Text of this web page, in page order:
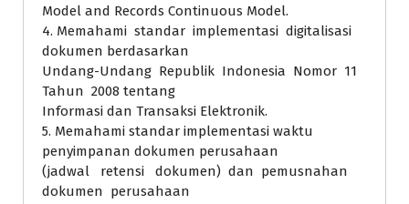
Model and Records Continuous Model.
4. Memahami standar implementasi digitalisasi
dokumen berdasarkan
Undang-Undang Republik Indonesia Nomor 11
Tahun 2008 tentang
Informasi dan Transaksi Elektronik.
5. Memahami standar implementasi waktu
penyimpanan dokumen perusahaan
(jadwal retensi dokumen) dan pemusnahan
dokumen perusahaan